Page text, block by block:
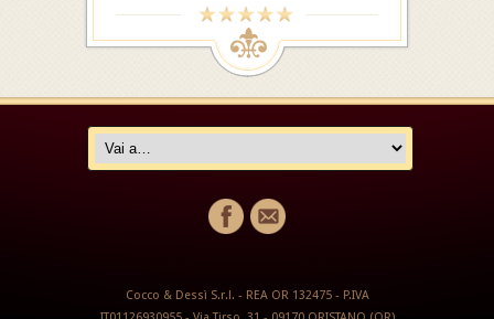
Cocco & Dessì S.r.l. - REA OR 132475 - P.IVA